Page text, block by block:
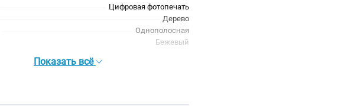
Цифровая фотопечать
Дерево
Однополосная
Бежевый
Показать всё